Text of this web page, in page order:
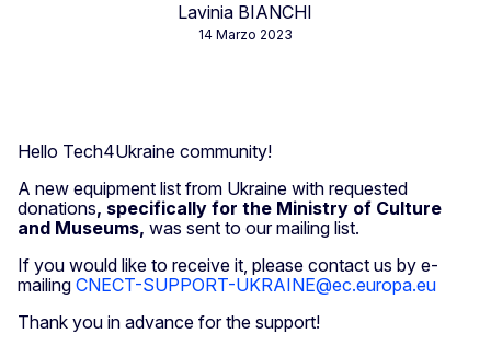
Lavinia BIANCHI
14 Marzo 2023
Hello Tech4Ukraine community!
A new equipment list from Ukraine with requested
donations, specifically for the Ministry of Culture
and Museums, was sent to our mailing list.
If you would like to receive it, please contact us by e-
mailing CNECT-SUPPORT-UKRAINE@ec.europa.eu
Thank you in advance for the support!